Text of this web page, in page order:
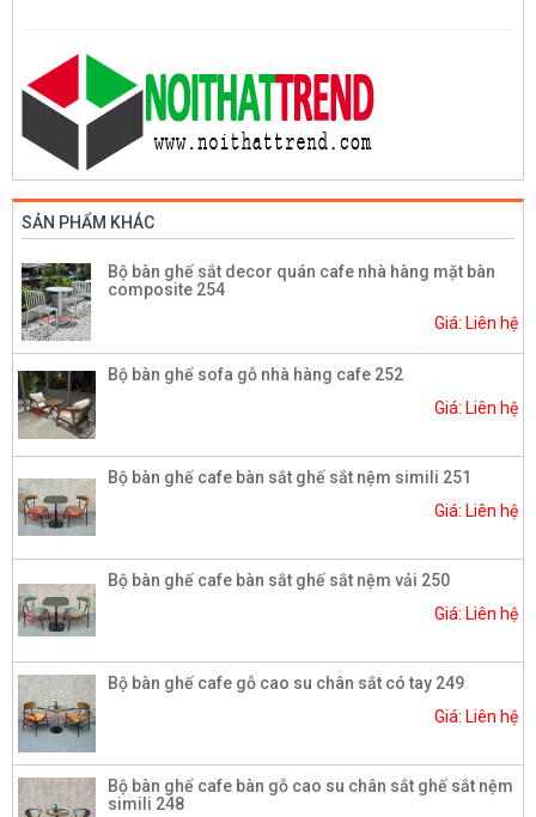
SẢN PHẨM KHÁC
Bộ bàn ghế sắt decor quán cafe nhà hàng mặt bàn
composite 254
Giá: Liên hệ
Bộ bàn ghế sofa gỗ nhà hàng cafe 252
Giá: Liên hệ
Bộ bàn ghế cafe bàn sắt ghế sắt nệm simili 251
Giá: Liên hệ
Bộ bàn ghế cafe bàn sắt ghế sắt nệm vải 250
Giá: Liên hệ
Bộ bàn ghế cafe gỗ cao su chân sắt có tay 249
Giá: Liên hệ
Bộ bàn ghế cafe bàn gỗ cao su chân sắt ghế sắt nệm
simili 248